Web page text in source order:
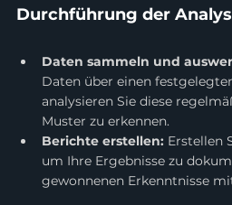
Durchführung der
Daten sammeln und
Daten über einen
analysieren Sie diese
Muster zu erkennen.
Berichte erstellen: Erstellen
um Ihre Ergebnisse zu
gewonnenen Erkenntnisse